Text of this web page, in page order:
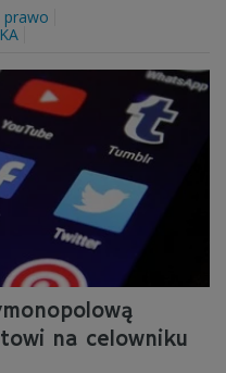
prawo
na celowniku